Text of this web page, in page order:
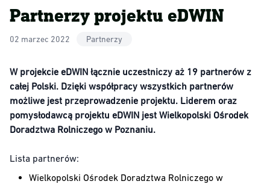
Partnerzy projektu eDWIN
02 marzec 2022 Partnerzy
W projekcie eDWIN łącznie uczestniczy aż 19 partnerów z
całej Polski. Dzięki współpracy wszystkich partnerów
możliwe jest przeprowadzenie projektu. Liderem oraz
pomysłodawcą projektu eDWIN jest Wielkopolski Ośrodek
Doradztwa Rolniczego w Poznaniu.
Lista partnerów:
Wielkopolski Ośrodek Doradztwa Rolniczego w